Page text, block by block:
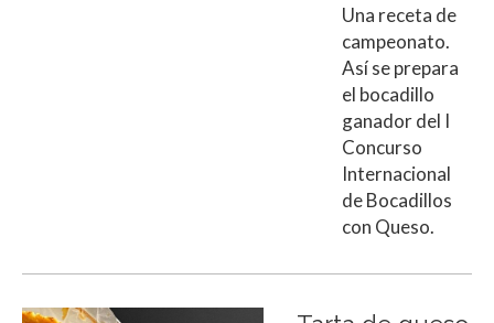
Una receta de
campeonato.
Así se prepara
el bocadillo
ganador del I
Concurso
Internacional
de Bocadillos
con Queso.